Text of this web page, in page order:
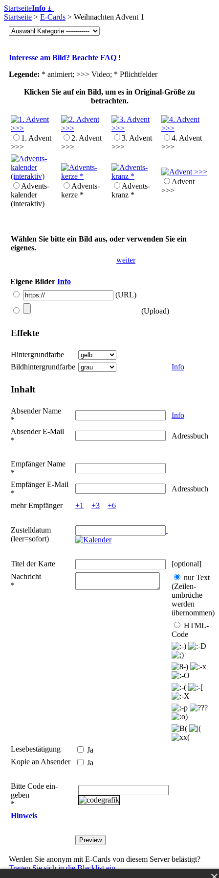
StartseiteInfo ±
Startseite > E-Cards > Weihnachten Advent 1
Interesse am Bild? Beachte FAQ !
Legende: * animiert; >>> Video; * Pflichtfelder
Klicken Sie auf ein Bild, um es in Original-Größe zu
betrachten.
1. Advent
>>>
2. Advent
>>>
3. Advent
>>>
4. Advent
>>>
Advents­
kalender
(interaktiv)
Advents­
kerze *
Advents­
kranz *
Advent
>>>
Wählen Sie bitte ein Bild aus, oder verwenden Sie ein
eigenes.
weiter
Eigene Bilder Info
(URL)
(Upload)
Effekte
Hintergrundfarbe
Bildhintergrundfarbe
Info
Inhalt
Absender Name
*
Info
Absender E-Mail
*
Adressbuch
Empfänger Name
*
Empfänger E-Mail
*
Adressbuch
mehr Empfänger
+1 +3 +6
Zustelldatum
(leer=sofort)
Titel der Karte
[optional]
Nachricht
*
nur Text
(Zeilen­
umbrüche
werden
übernommen)
HTML-
Code
Lesebestätigung
Ja
Kopie an Absender
Ja
Bitte Code ein­
geben
*
Hinweis
Werden Sie anonym mit E-Cards von diesem Server belästigt?
Tragen Sie sich in die Blacklist ein.